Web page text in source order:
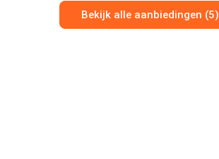
Bekijk alle aanbiedingen (5)